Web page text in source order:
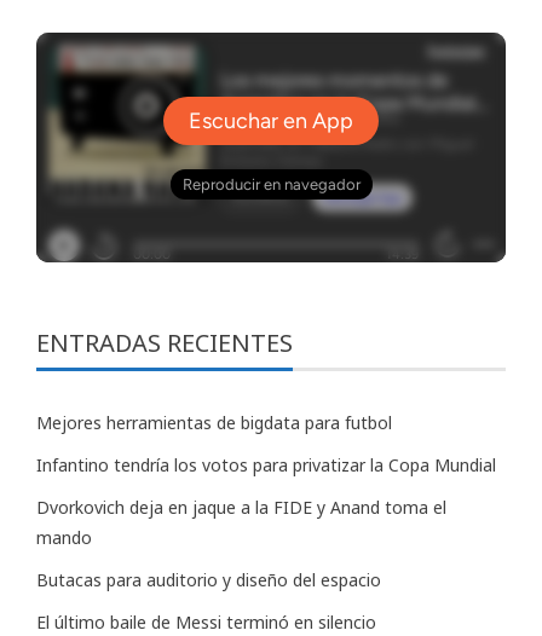
ENTRADAS RECIENTES
Mejores herramientas de bigdata para futbol
Infantino tendría los votos para privatizar la Copa Mundial
Dvorkovich deja en jaque a la FIDE y Anand toma el
mando
Butacas para auditorio y diseño del espacio
El último baile de Messi terminó en silencio